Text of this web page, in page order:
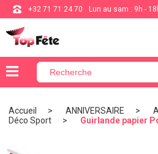
+32 71 71 24 70 Lun au sam : 9h -
×
BALLON
ANNIVERSAIRE
Accueil ANNIVERSAIRE
Déco Sport
Guirlande papier